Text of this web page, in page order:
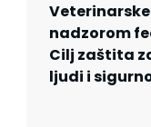
nadzorom
Cilj zaštita
ljudi i